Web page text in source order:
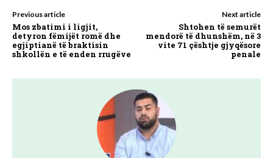
Previous article
Mos zbatimi i ligjit,
detyron fëmijët romë dhe
egjiptianë të braktisin
shkollën e të enden rrugëve
Next article
Shtohen të semurët
mendorë të dhunshëm, në 3
vite 71 çështje gjyqësore
penale